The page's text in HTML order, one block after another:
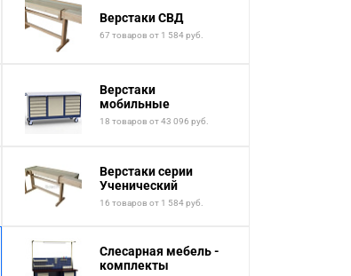
Верстаки СВД
67 товаров от 1 584 руб.
Верстаки
мобильные
18 товаров от 43 096 руб.
Верстаки серии
Ученический
16 товаров от 1 584 руб.
Слесарная мебель -
комплекты